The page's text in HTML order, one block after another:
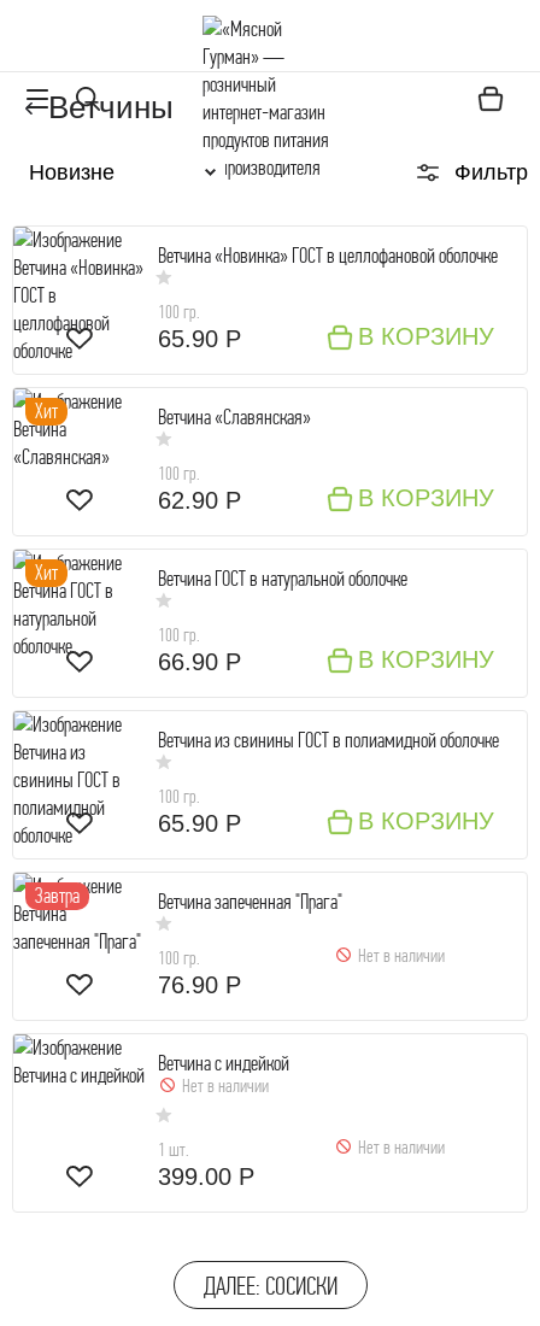
Ветчины
Фильтр
Ветчина «Новинка» ГОСТ в целлофановой оболочке
100 гр.
65.90 Р В КОРЗИНУ
Хит Ветчина «Славянская»
100 гр.
62.90 Р В КОРЗИНУ
Хит Ветчина ГОСТ в натуральной оболочке
100 гр.
66.90 Р В КОРЗИНУ
Ветчина из свинины ГОСТ в полиамидной оболочке
100 гр.
65.90 Р В КОРЗИНУ
Завтра Ветчина запеченная "Прага"
100 гр.
76.90 Р
Нет в наличии
Нет в наличии
Ветчина с индейкой
1 шт.
399.00 Р
Нет в наличии
ДАЛЕЕ: СОСИСКИ